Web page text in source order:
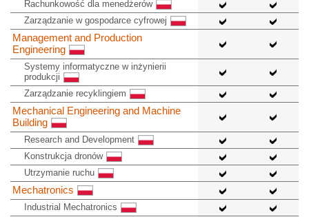
Rachunkowość dla menedżerów
Zarządzanie w gospodarce cyfrowej
Management and Production
Engineering
Systemy informatyczne w inżynierii
produkcji
Zarządzanie recyklingiem
Mechanical Engineering and Machine
Building
Research and Development
Konstrukcja dronów
Utrzymanie ruchu
Mechatronics
Industrial Mechatronics